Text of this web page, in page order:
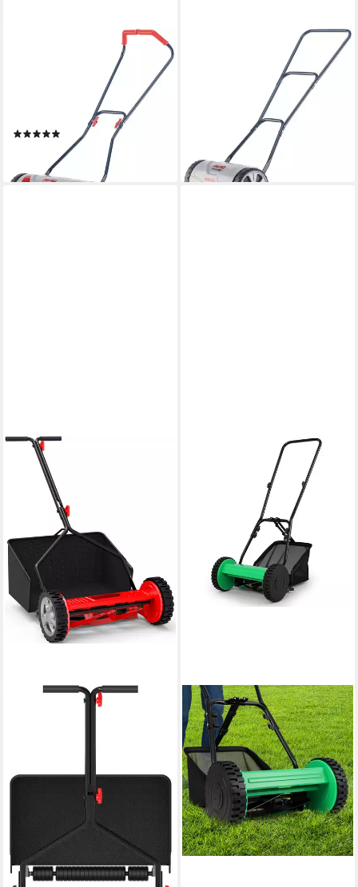
Spindelmäher Razor Cut 38.1
HM Comfort, 38 cm
Schnittbreite, 38 cm
ab 76,68 €
lieferbar - in 2-3 Werktagen bei dir
Spindelmäher Razor Cut 28.1
HM Easy, 28 cm Schnittbreite,
28 cm Schnittbreite
lieferbar in 6 Wochen